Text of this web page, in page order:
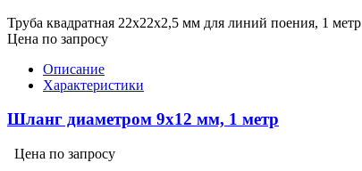
Труба квадратная 22х22х2,5 мм для линий поения, 1 метр
Цена по запросу
Описание
Характеристики
Шланг диаметром 9х12 мм, 1 метр
Цена по запросу